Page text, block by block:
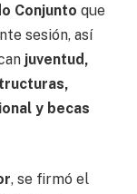
Conjunto que
sesión, así
juventud,
y becas
, se firmó el